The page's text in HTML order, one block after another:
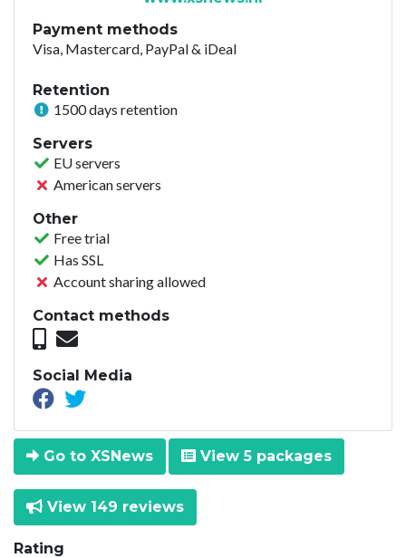
Payment methods
Visa, Mastercard, PayPal & iDeal
Retention
1500 days retention
Servers
EU servers
American servers
Other
Free trial
Has SSL
Account sharing allowed
Contact methods
Social Media
Go to XSNews View 5 packages
View 149 reviews
Rating